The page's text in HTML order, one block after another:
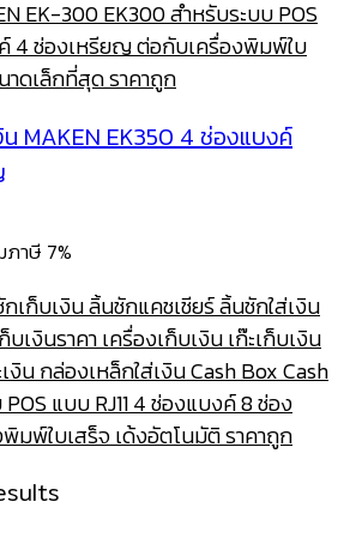
EK-300 EK300 สำหรับระบบ POS
ค์ 4 ช่องเหรียญ ต่อกับเครื่องพิมพ์ใบ
าดเล็กที่สุด ราคาถูก
ภาษี 7%
เก็บเงิน ลิ้นชักแคชเชียร์ ลิ้นชักใส่เงิน
เงินราคา เครื่องเก็บเงิน เก๊ะเก็บเงิน
งิน กล่องเหล็กใส่เงิน Cash Box Cash
แบบ RJ11 4 ช่องแบงค์ 8 ช่อง
มพ์ใบเสร็จ เด้งอัตโนมัติ ราคาถูก